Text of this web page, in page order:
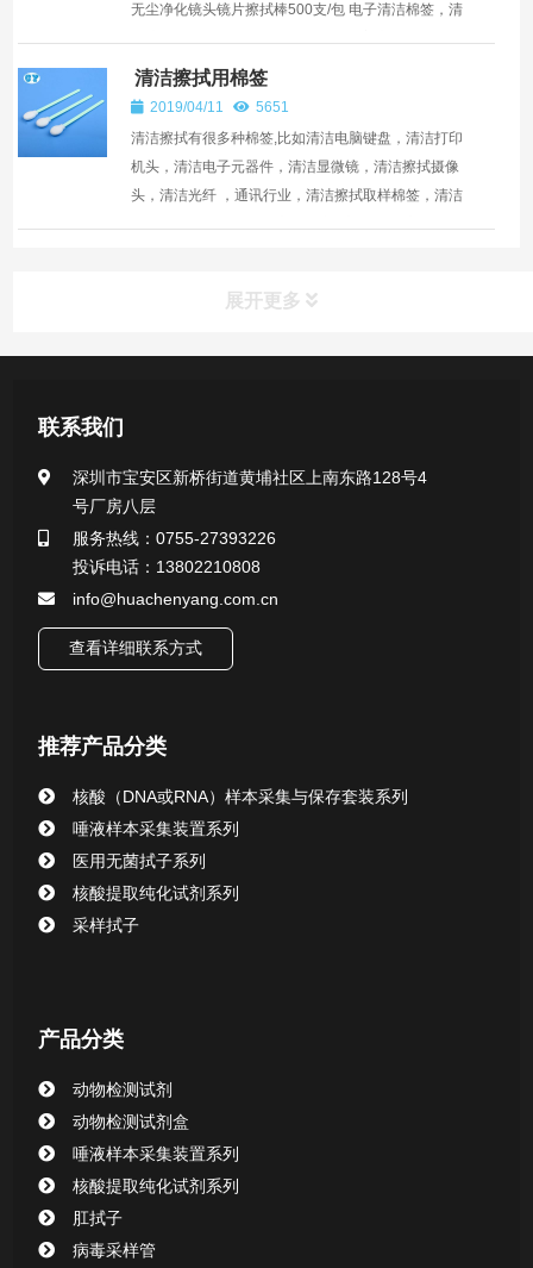
无尘净化镜头镜片擦拭棒500支/包 电子清洁棉签，清
清洁擦拭用棉签
2019/04/11
5651
清洁擦拭有很多种棉签,比如清洁电脑键盘，清洁打印
机头，清洁电子元器件，清洁显微镜，清洁擦拭摄像
头，清洁光纤 ，通讯行业，清洁擦拭取样棉签，清洁
展开更多
一次性使用采样器系列
微生物样本保存液（通用运输传媒介质）系列
核酸（DNA&RNA）样本采集与保存套装系列
核酸提取或纯化试剂
清洁验证棉签系列
动物检测试剂
联系我们
深圳市宝安区新桥街道黄埔社区上南东路128号4
号厂房八层
服务热线：0755-27393226
投诉电话：13802210808
info@huachenyang.com.cn
查看详细联系方式
推荐产品分类
核酸（DNA或RNA）样本采集与保存套装系列
唾液样本采集装置系列
医用无菌拭子系列
核酸提取纯化试剂系列
采样拭子
产品分类
动物检测试剂
动物检测试剂盒
唾液样本采集装置系列
核酸提取纯化试剂系列
肛拭子
病毒采样管